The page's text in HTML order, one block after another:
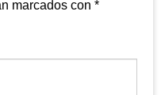
marcados con *